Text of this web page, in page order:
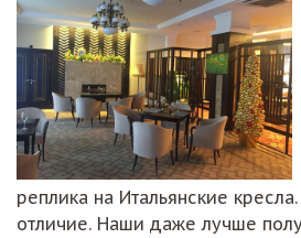
реплика на Итальянские
отличие. Наши даже лучше